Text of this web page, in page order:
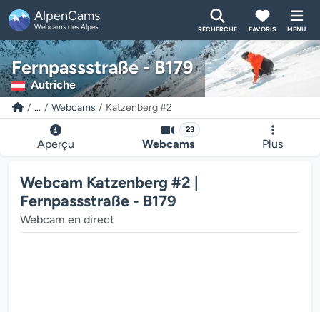
AlpenCams
Webcams des Alpes RECHERCHE FAVORIS MENU
Fernpassstraße - B179
Autriche
... Webcams Katzenberg #2
Aperçu
23
Webcams Plus
Webcam Katzenberg #2 |
Fernpassstraße - B179
Webcam en direct